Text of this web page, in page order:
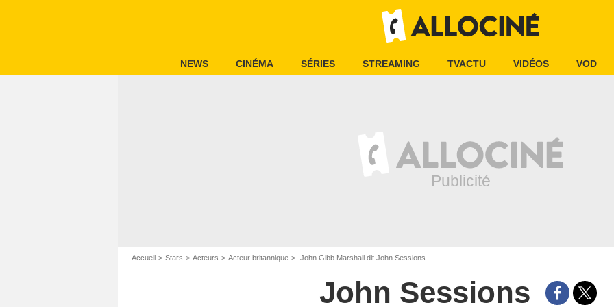
NEWS CINÉMA SÉRIES STREAMING TVACTU VIDÉOS VOD
Accueil Stars Acteurs Acteur britannique John Gibb Marshall dit John Sessions
John Sessions